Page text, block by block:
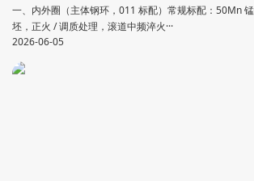
一、内外圈（主体钢环，011 标配）常规标配：50Mn
坯，正火 / 调质处理，滚道中频淬火···
2026-06-05